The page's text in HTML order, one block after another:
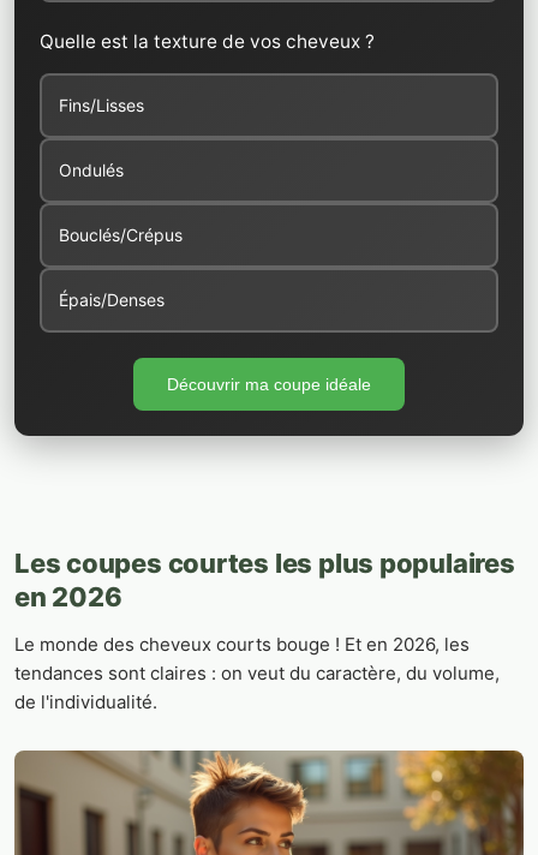
Quelle est la texture de vos cheveux ?
Fins/Lisses
Ondulés
Bouclés/Crépus
Épais/Denses
Découvrir ma coupe idéale
Les coupes courtes les plus populaires
en 2026
Le monde des cheveux courts bouge ! Et en 2026, les
tendances sont claires : on veut du caractère, du volume,
de l'individualité.